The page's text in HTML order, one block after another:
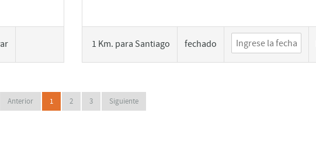
1 Km. para Santiago fechado
Anterior 1 2 3 Siguiente